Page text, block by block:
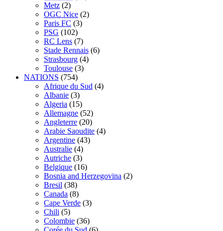
Metz (2)
OGC Nice (2)
Paris FC (3)
PSG (102)
RC Lens (7)
Stade Rennais (6)
Strasbourg (4)
Toulouse (3)
NATIONS (754)
Afrique du Sud (4)
Albanie (3)
Algeria (15)
Allemagne (52)
Angleterre (20)
Arabie Saoudite (4)
Argentine (43)
Australie (4)
Autriche (3)
Belgique (16)
Bosnia and Herzegovina (2)
Bresil (38)
Canada (8)
Cape Verde (3)
Chili (5)
Colombie (36)